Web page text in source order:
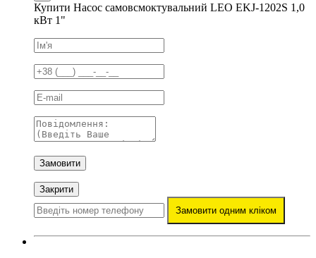
Купити Насос самовсмоктувальний LEO EKJ-1202S 1,0
кВт 1"
Замовити
Закрити
Замовити одним кліком